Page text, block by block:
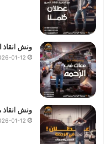
ونش
01-12
ونش انقاذ
01-12